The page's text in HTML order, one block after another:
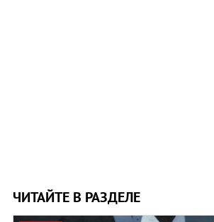
ЧИТАЙТЕ В РАЗДЕЛЕ